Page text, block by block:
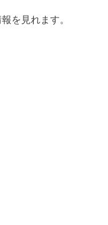
を見れます。